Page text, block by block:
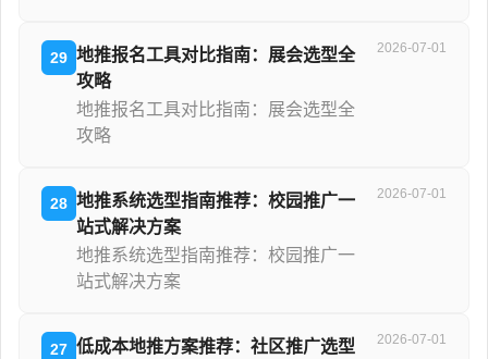
29 地推报名工具对比指南：展会选型全
攻略
地推报名工具对比指南：展会选型全
攻略
2026-07-01
28 地推系统选型指南推荐：校园推广一
站式解决方案
地推系统选型指南推荐：校园推广一
站式解决方案
2026-07-01
27 低成本地推方案推荐：社区推广选型
2026-07-01